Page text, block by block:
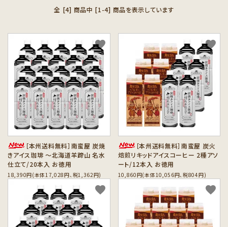
person 新規会員登録
コーヒー豆お好み検索
カテゴリーから探す
セット商品から探す
ご利用ガイド
インフォメーション
全 [4] 商品中 [1-4] 商品を表示しています
［本州送料無料］南蛮屋 炭焼
きアイス珈琲 ～北海道羊蹄山 名水
仕立て/20本入 お徳用
18,390円(本体17,028円、税1,362円)
favorite
［本州送料無料］南蛮屋 炭火
焙煎リキッドアイスコーヒー 2種アソ
ート/12本入 お徳用
10,860円(本体10,056円、税804円)
favorite
favorite favorite